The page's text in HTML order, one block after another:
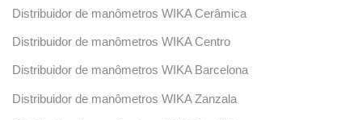
Distribuidor de manômetros WIKA Cerâmica
Distribuidor de manômetros WIKA Centro
Distribuidor de manômetros WIKA Barcelona
Distribuidor de manômetros WIKA Zanzala